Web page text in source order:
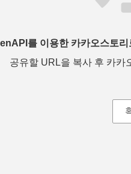
를 이용한 카카오스토
공유할 URL을 복사 후 카카